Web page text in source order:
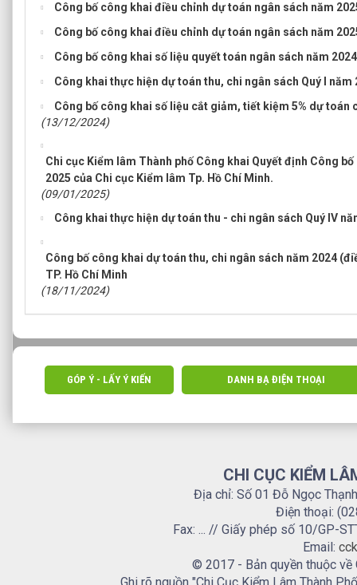
Công bố công khai điều chỉnh dự toán ngân sách năm
Công bố công khai điều chỉnh dự toán ngân sách năm
Công bố công khai số liệu quyết toán ngân sách năm 2024
Công khai thực hiện dự toán thu, chi ngân sách Quý I năm
Công bố công khai số liệu cắt giảm, tiết kiệm 5% dự toán
(13/12/2024)
Chi cục Kiểm lâm Thành phố Công khai Quyết định Công
2025 của Chi cục Kiểm lâm Tp. Hồ Chí Minh.
(09/01/2025)
Công khai thực hiện dự toán thu - chi ngân sách Quý IV
Công bố công khai dự toán thu, chi ngân sách năm 2024
TP. Hồ Chí Minh
(18/11/2024)
GÓP Ý - LẤY Ý KIẾN DANH BẠ ĐIỆN THOẠI
CHI CỤC KIỂM
Địa chỉ: Số 01 Đỗ Ngọc
Điện thoại:
Fax: ... // Giấy phép số 10/GP-
Email:
© 2017 - Bản quyền thuộc về